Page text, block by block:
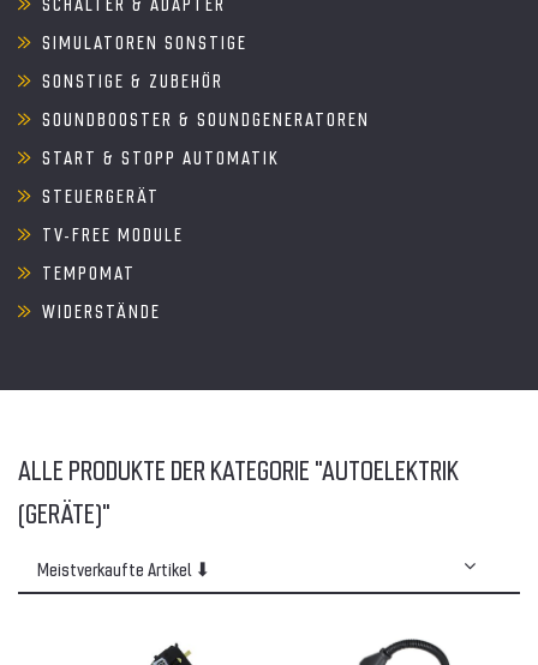
SIMULATOREN SONSTIGE
SONSTIGE & ZUBEHÖR
SOUNDBOOSTER & SOUNDGENERATOREN
START & STOPP AUTOMATIK
STEUERGERÄT
TV-FREE MODULE
TEMPOMAT
WIDERSTÄNDE
ALLE PRODUKTE DER KATEGORIE "AUTOELEKTRIK
(GERÄTE)"